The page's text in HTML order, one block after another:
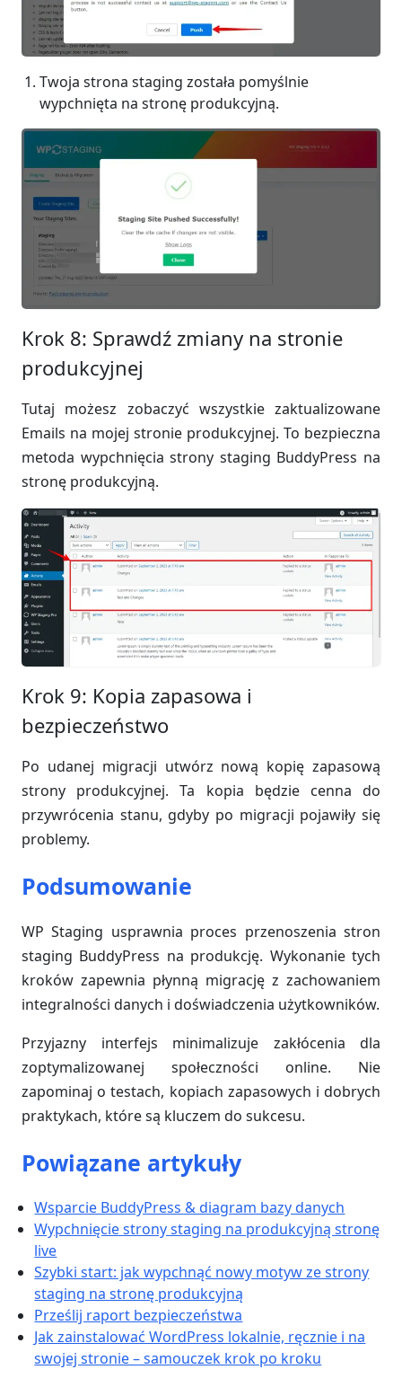
Twoja strona staging została pomyślnie
wypchnięta na stronę produkcyjną.
Krok 8: Sprawdź zmiany na stronie
produkcyjnej
Tutaj możesz zobaczyć wszystkie zaktualizowane
Emails na mojej stronie produkcyjnej. To bezpieczna
metoda wypchnięcia strony staging BuddyPress na
stronę produkcyjną.
Krok 9: Kopia zapasowa i
bezpieczeństwo
Po udanej migracji utwórz nową kopię zapasową
strony produkcyjnej. Ta kopia będzie cenna do
przywrócenia stanu, gdyby po migracji pojawiły się
problemy.
Podsumowanie
WP Staging usprawnia proces przenoszenia stron
staging BuddyPress na produkcję. Wykonanie tych
kroków zapewnia płynną migrację z zachowaniem
integralności danych i doświadczenia użytkowników.
Przyjazny interfejs minimalizuje zakłócenia dla
zoptymalizowanej społeczności online. Nie
zapominaj o testach, kopiach zapasowych i dobrych
praktykach, które są kluczem do sukcesu.
Powiązane artykuły
Wsparcie BuddyPress & diagram bazy danych
Wypchnięcie strony staging na produkcyjną stronę
live
Szybki start: jak wypchnąć nowy motyw ze strony
staging na stronę produkcyjną
Prześlij raport bezpieczeństwa
Jak zainstalować WordPress lokalnie, ręcznie i na
swojej stronie – samouczek krok po kroku